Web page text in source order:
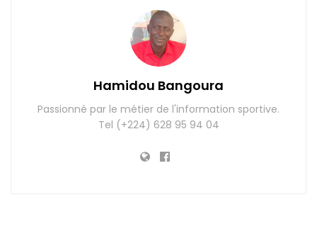
Hamidou Bangoura
Passionné par le métier de l'information sportive.
Tel (+224) 628 95 94 04